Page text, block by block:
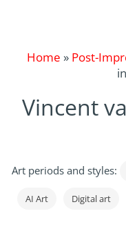
Home » Post-
Vincent
Art periods and styles:
AI Art Digital art